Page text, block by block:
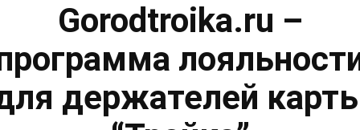
Gorodtroika.ru –
держателей